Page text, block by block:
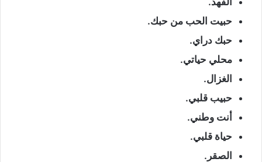
حبيت الحب من حبك.
حبك دراي.
محلي حياتي.
الغزال.
حبيب قلبي.
أنت وطني.
حياة قلبي.
الصقر.